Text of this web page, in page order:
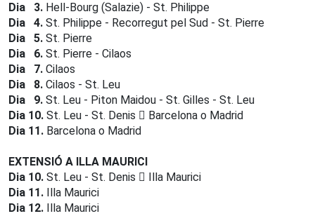
Dia 3. Hell-Bourg (Salazie) - St. Philippe
Dia 4. St. Philippe - Recorregut pel Sud - St. Pierre
Dia 5. St. Pierre
Dia 6. St. Pierre - Cilaos
Dia 7. Cilaos
Dia 8. Cilaos - St. Leu
Dia 9. St. Leu - Piton Maidou - St. Gilles - St. Leu
Dia 10. St. Leu - St. Denis
Barcelona o Madrid
Dia 11. Barcelona o Madrid
EXTENSIÓ A ILLA MAURICI
Dia 10. St. Leu - St. Denis
Illa Maurici
Dia 11. Illa Maurici
Dia 12.
Illa Maurici